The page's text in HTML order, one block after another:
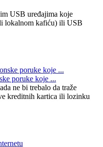
USB uređajima koje
lokalnom kafiću) ili USB
poruke koje ...
ne bi trebalo da traže
kreditnih kartica ili lozinku